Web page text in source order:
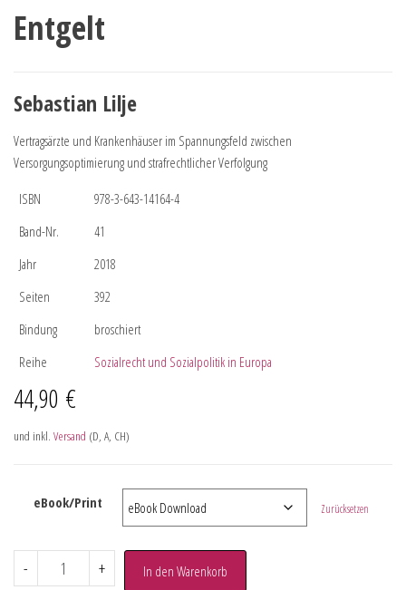
Entgelt
Sebastian Lilje
Vertragsärzte und Krankenhäuser im Spannungsfeld zwischen
Versorgungsoptimierung und strafrechtlicher Verfolgung
ISBN
978-3-643-14164-4
Band-Nr.
41
Jahr
2018
Seiten
392
Bindung
broschiert
Reihe
Sozialrecht und Sozialpolitik in Europa
44,90 €
und inkl. Versand (D, A, CH)
eBook/Print Zurücksetzen
- + In den Warenkorb